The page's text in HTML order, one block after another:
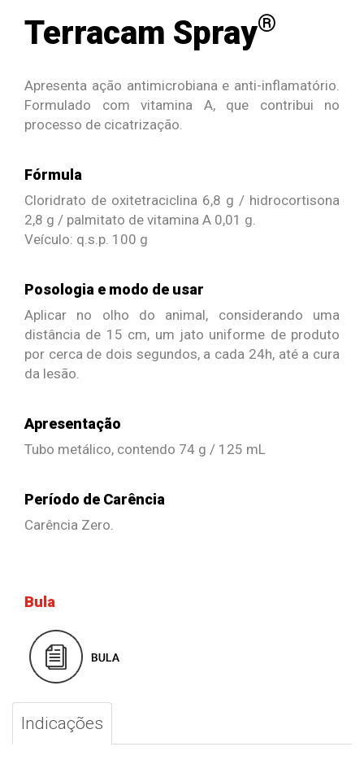
Terracam Spray®
Apresenta ação antimicrobiana e anti-inflamatório.
Formulado com vitamina A, que contribui no
processo de cicatrização.
Fórmula
Cloridrato de oxitetraciclina 6,8 g / hidrocortisona
2,8 g / palmitato de vitamina A 0,01 g.
Veículo: q.s.p. 100 g
Posologia e modo de usar
Aplicar no olho do animal, considerando uma
distância de 15 cm, um jato uniforme de produto
por cerca de dois segundos, a cada 24h, até a cura
da lesão.
Apresentação
Tubo metálico, contendo 74 g / 125 mL
Período de Carência
Carência Zero.
Bula
Indicações